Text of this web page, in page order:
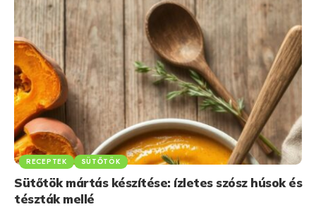
RECEPTEK SÜTŐTÖK
Sütőtök mártás készítése: ízletes szósz húsok és
tészták mellé